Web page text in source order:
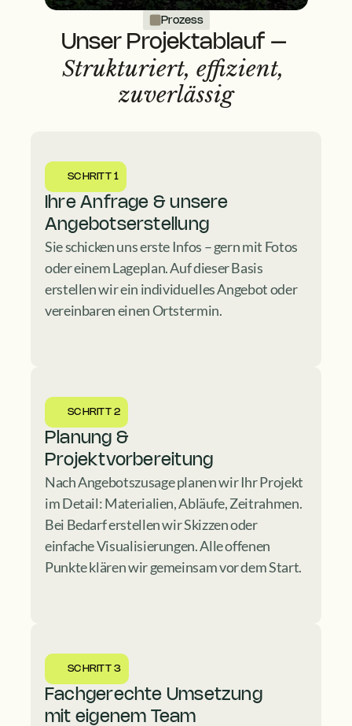
Prozess
Unser Projektablauf –
Strukturiert, effizient,
zuverlässig
SCHRITT 1
Ihre Anfrage & unsere
Angebotserstellung
Sie schicken uns erste Infos – gern mit Fotos
oder einem Lageplan. Auf dieser Basis
erstellen wir ein individuelles Angebot oder
vereinbaren einen Ortstermin.
SCHRITT 2
Planung &
Projektvorbereitung
Nach Angebotszusage planen wir Ihr Projekt
im Detail: Materialien, Abläufe, Zeitrahmen.
Bei Bedarf erstellen wir Skizzen oder
einfache Visualisierungen. Alle offenen
Punkte klären wir gemeinsam vor dem Start.
SCHRITT 3
Fachgerechte Umsetzung
mit eigenem Team